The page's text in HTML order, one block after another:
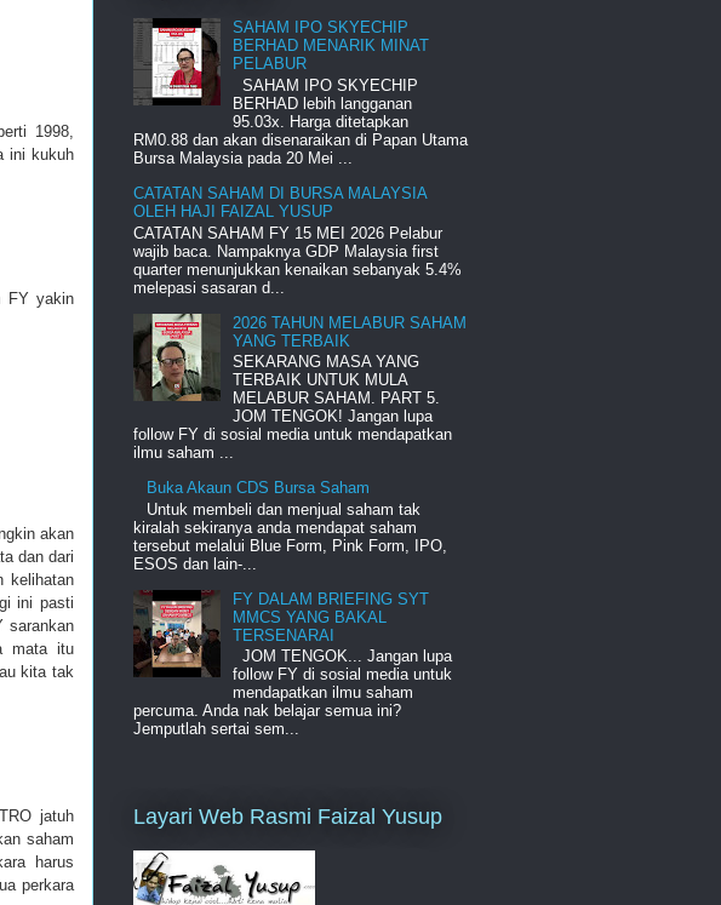
1998,
ini kukuh
FY yakin
akan
dan dari
kelihatan
ini pasti
sarankan
mata itu
kita tak
jatuh
saham
harus
perkara
SAHAM IPO SKYECHIP
BERHAD MENARIK MINAT
PELABUR
SAHAM IPO SKYECHIP
BERHAD lebih langganan
95.03x. Harga ditetapkan
RM0.88 dan akan disenaraikan di Papan Utama
Bursa Malaysia pada 20 Mei ...
CATATAN SAHAM DI BURSA MALAYSIA
OLEH HAJI FAIZAL YUSUP
CATATAN SAHAM FY 15 MEI 2026 Pelabur
wajib baca. Nampaknya GDP Malaysia first
quarter menunjukkan kenaikan sebanyak 5.4%
melepasi sasaran d...
2026 TAHUN MELABUR SAHAM
YANG TERBAIK
SEKARANG MASA YANG
TERBAIK UNTUK MULA
MELABUR SAHAM. PART 5.
JOM TENGOK! Jangan lupa
follow FY di sosial media untuk mendapatkan
ilmu saham ...
Buka Akaun CDS Bursa Saham
Untuk membeli dan menjual saham tak
kiralah sekiranya anda mendapat saham
tersebut melalui Blue Form, Pink Form, IPO,
ESOS dan lain-...
FY DALAM BRIEFING SYT
MMCS YANG BAKAL
TERSENARAI
JOM TENGOK... Jangan lupa
follow FY di sosial media untuk
mendapatkan ilmu saham
percuma. Anda nak belajar semua ini?
Jemputlah sertai sem...
Layari Web Rasmi Faizal Yusup